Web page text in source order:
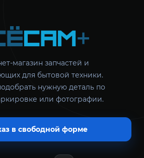
магазин запчастей и
для бытовой техники.
нужную деталь по
или фотографии.
в свободной форме